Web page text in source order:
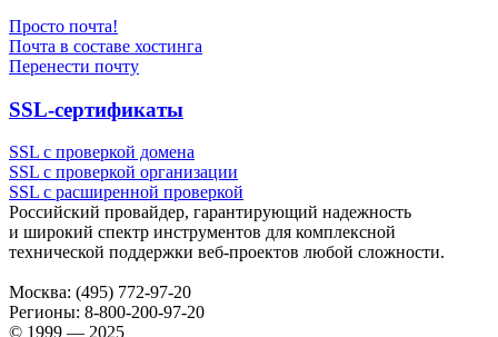
Просто почта!
Почта в составе хостинга
Перенести почту
SSL-сертификаты
SSL с проверкой домена
SSL с проверкой организации
SSL с расширенной проверкой
Российский провайдер, гарантирующий надежность
и широкий спектр инструментов для комплексной
технической поддержки веб-проектов любой сложности.
Москва: (495) 772-97-20
Регионы: 8-800-200-97-20
© 1999 — 2025